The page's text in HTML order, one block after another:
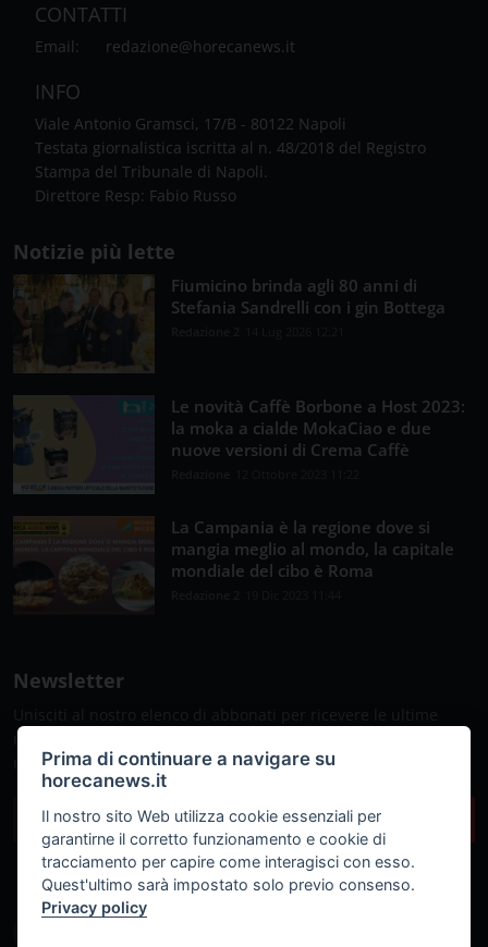
CONTATTI
Email: redazione@horecanews.it
INFO
Viale Antonio Gramsci, 17/B - 80122 Napoli
Testata giornalistica iscritta al n. 48/2018 del Registro
Stampa del Tribunale di Napoli.
Direttore Resp: Fabio Russo
Notizie più lette
Fiumicino brinda agli 80 anni di
Stefania Sandrelli con i gin Bottega
Le novità Caffè Borbone a Host 2023:
la moka a cialde MokaCiao e due
nuove versioni di Crema Caffè
La Campania è la regione dove si
mangia meglio al mondo, la capitale
mondiale del cibo è Roma
Newsletter
nella tua casella di posta
Prima di continuare a navigare su
horecanews.it
Il nostro sito Web utilizza cookie essenziali per
garantirne il corretto funzionamento e cookie di
tracciamento per capire come interagisci con esso.
Quest'ultimo sarà impostato solo previo consenso.
Privacy policy